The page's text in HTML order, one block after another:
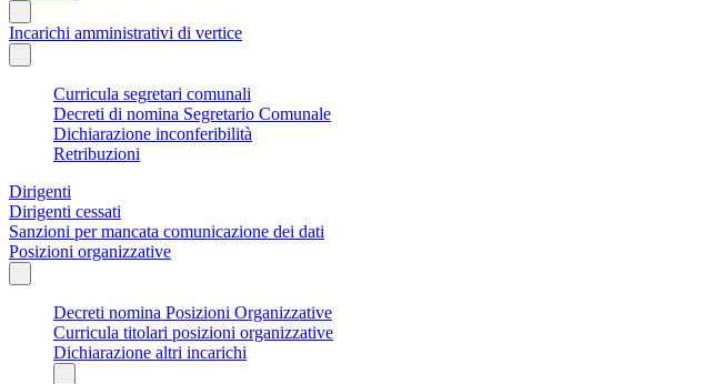
Incarichi amministrativi di vertice
Curricula segretari comunali
Decreti di nomina Segretario Comunale
Dichiarazione inconferibilità
Retribuzioni
Dirigenti
Dirigenti cessati
Sanzioni per mancata comunicazione dei dati
Posizioni organizzative
Decreti nomina Posizioni Organizzative
Curricula titolari posizioni organizzative
Dichiarazione altri incarichi